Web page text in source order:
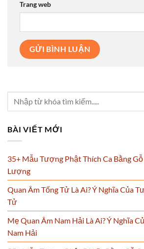
Trang web
BÀI VIẾT MỚI
35+ Mẫu Tượng Phật Thích Ca Bằng
Lượng
Quan Âm Tống Tử Là Ai? Ý Nghĩa Của
Tử
Mẹ Quan Âm Nam Hải Là Ai? Ý Nghĩa
Nam Hải